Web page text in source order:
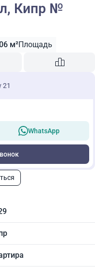
Кипр №
м²Площадь
21
WhatsApp